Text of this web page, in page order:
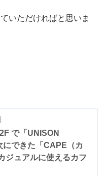
いただければと思いま
で「UNISON
にできた「CAPE（カ
ジュアルに使えるカフ